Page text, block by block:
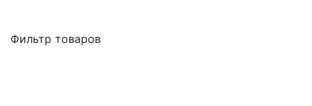
Фильтр товаров